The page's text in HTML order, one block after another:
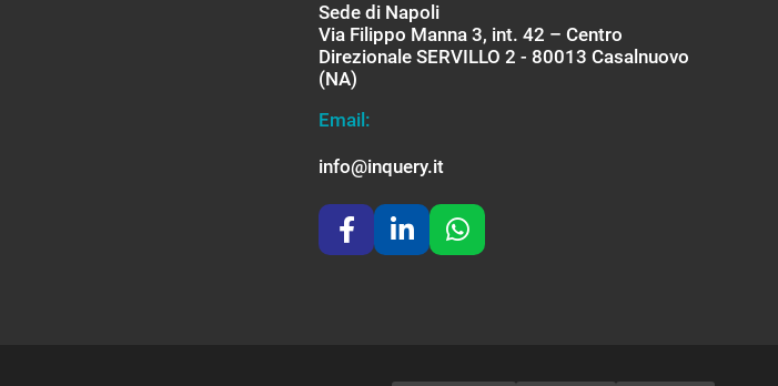
Sede di Napoli
Via Filippo Manna 3, int. 42 – Centro
Direzionale SERVILLO 2 - 80013 Casalnuovo
(NA)
Email:
info@inquery.it